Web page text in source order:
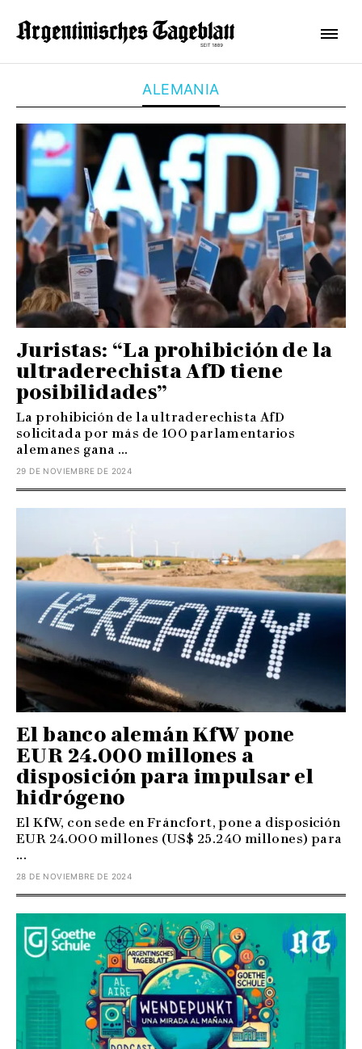
ALEMANIA
Juristas: “La prohibición de la
ultraderechista AfD tiene
posibilidades”
La prohibición de la ultraderechista AfD
solicitada por más de 100 parlamentarios
alemanes gana ...
29 DE NOVIEMBRE DE 2024
El banco alemán KfW pone
EUR 24.000 millones a
disposición para impulsar el
hidrógeno
El KfW, con sede en Fráncfort, pone a disposición
EUR 24.000 millones (US$ 25.240 millones) para
...
28 DE NOVIEMBRE DE 2024